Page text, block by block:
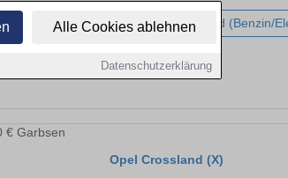
Alle Cookies ablehnen
Datenschutzerklärung
28.900 km Hybrid (Benzin/
Opel Crossland (X)